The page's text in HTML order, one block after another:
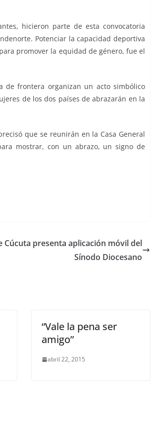
hicieron parte de esta convocatoria
Potenciar la capacidad deportiva
promover la equidad de género, fue el
de frontera organizan un acto simbólico
de los dos países de abrazarán en la
que se reunirán en la Casa General
mostrar, con un abrazo, un signo de
Cúcuta presenta aplicación móvil del
Sínodo Diocesano
“Vale la pena ser
amigo”
abril 22, 2015